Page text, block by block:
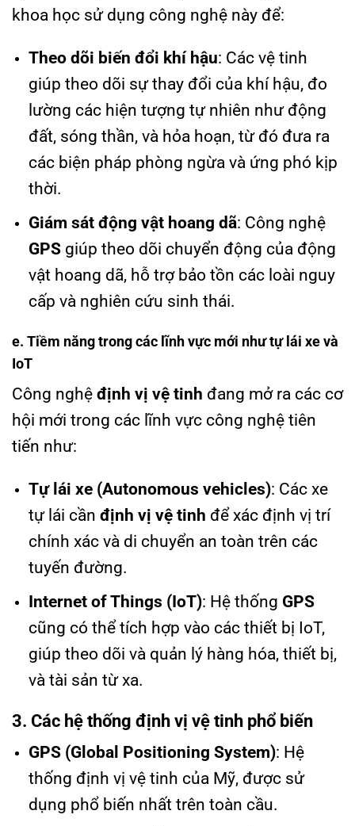
khoa học sử dụng công nghệ này để:
Theo dõi biến đổi khí hậu: Các vệ tinh
giúp theo dõi sự thay đổi của khí hậu, đo
lường các hiện tượng tự nhiên như động
đất, sóng thần, và hỏa hoạn, từ đó đưa ra
các biện pháp phòng ngừa và ứng phó kịp
thời.
Giám sát động vật hoang dã: Công nghệ
GPSgiúp theo dõi chuyển động của động
vật hoang dã, hỗ trợ bảo tồn các loài nguy
cấp và nghiên cứu sinh thái.
e. Tiềm năng trong các lĩnh vực mới như tự lái xe và
IoT
Công nghệ định vị vệ tinh đang mở ra các cơ
hội mới trong các lĩnh vực công nghệ tiên
tiến như:
Tự lái xe (Autonomous vehicles): Các xe
tự lái cần định vị vệ tinh để xác định vị trí
chính xác và di chuyển an toàn trên các
tuyến đường.
Internet of Things (IoT): Hệ thống GPS
cũng có thể tích hợp vào các thiết bị IoT,
giúp theo dõi và quản lý hàng hóa, thiết bị,
và tài sản từ xa.
3. Các hệ thống định vị vệ tinh phổ biến
GPS (Global Positioning System): Hệ
thống định vị vệ tinh của Mỹ, được sử
dụng phổ biến nhất trên toàn cầu.